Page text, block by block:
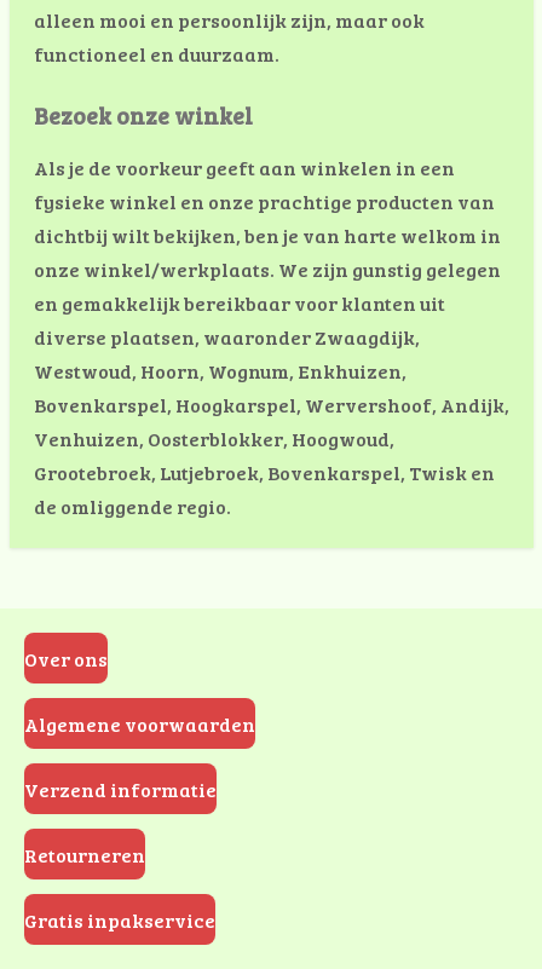
alleen mooi en persoonlijk zijn, maar ook
functioneel en duurzaam.
Bezoek onze winkel
Als je de voorkeur geeft aan winkelen in een
fysieke winkel en onze prachtige producten van
dichtbij wilt bekijken, ben je van harte welkom in
onze winkel/werkplaats. We zijn gunstig gelegen
en gemakkelijk bereikbaar voor klanten uit
diverse plaatsen, waaronder Zwaagdijk,
Westwoud, Hoorn, Wognum, Enkhuizen,
Bovenkarspel, Hoogkarspel, Wervershoof, Andijk,
Venhuizen, Oosterblokker, Hoogwoud,
Grootebroek, Lutjebroek, Bovenkarspel, Twisk en
de omliggende regio.
Over ons
Algemene voorwaarden
Verzend informatie
Retourneren
Gratis inpakservice